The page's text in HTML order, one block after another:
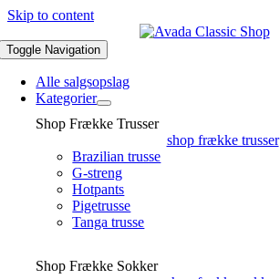
Skip to content
Toggle Navigation
Alle salgsopslag
Kategorier
Shop Frække Trusser
shop frække trusser
Brazilian trusse
G-streng
Hotpants
Pigetrusse
Tanga trusse
Shop Frække Sokker